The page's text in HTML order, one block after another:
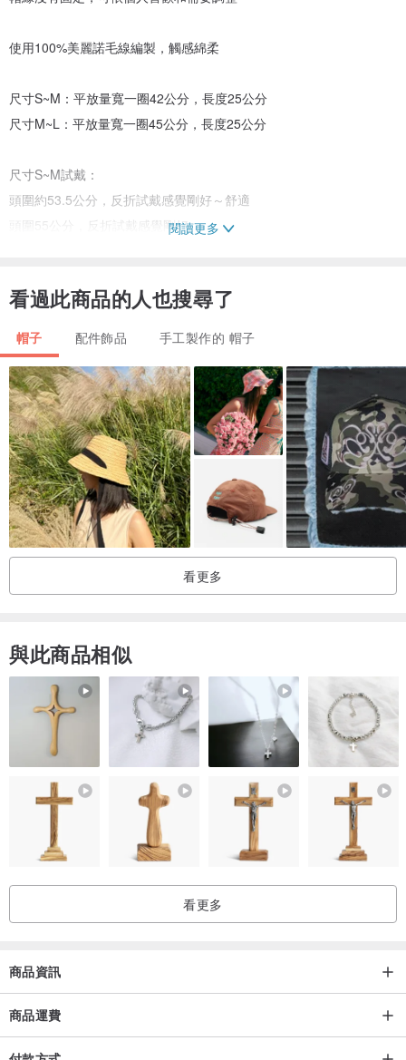
使用100%美麗諾毛線編製，觸感綿柔
尺寸S~M：平放量寬一圈42公分，長度25公分
尺寸M~L：平放量寬一圈45公分，長度25公分
尺寸S~M試戴：
頭圍約53.5公分，反折試戴感覺剛好～舒適
頭圍55公分，反折試戴感覺剛好
頭圍約53.5公分，反折試戴感覺舒適偏鬆
緊～鬆的程度：合＞＞剛好＞＞舒適＞＞寬鬆
試戴僅供參考，每個人配戴喜好不同，有的喜歡戴剛好，有的人喜歡
鬆一點，請依個人習慣為主。
清洗方式:冷水按壓手洗，將織品包裹毛巾後套入尺寸適中的洗衣袋脫
水（避免拉扯變形），平放陰乾
閱讀更多
看過此商品的人也搜尋了
帽子 配件飾品 手工製作的 帽子
看更多
與此商品相似
看更多
商品資訊
商品運費